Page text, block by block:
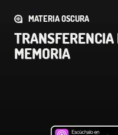
MATERIA OSCURA
TRANSFERENCIA
MEMORIA